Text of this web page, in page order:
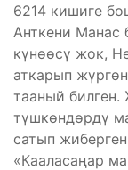
6214 кишиге
Анткени Манас
күнөөсү жок,
аткарып
тааный
түшкөндөрдү
сатып
«Кааласаңар